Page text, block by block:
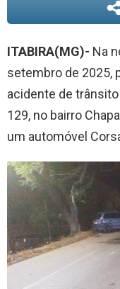
ITABIRA(MG)- Na
setembro de 2025,
acidente de
129, no bairro
um automóvel